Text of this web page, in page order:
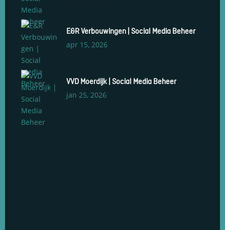
E&R Verbouwingen | Social Media Beheer
apr 15, 2026
VVD Moerdijk | Social Media Beheer
jan 25, 2026